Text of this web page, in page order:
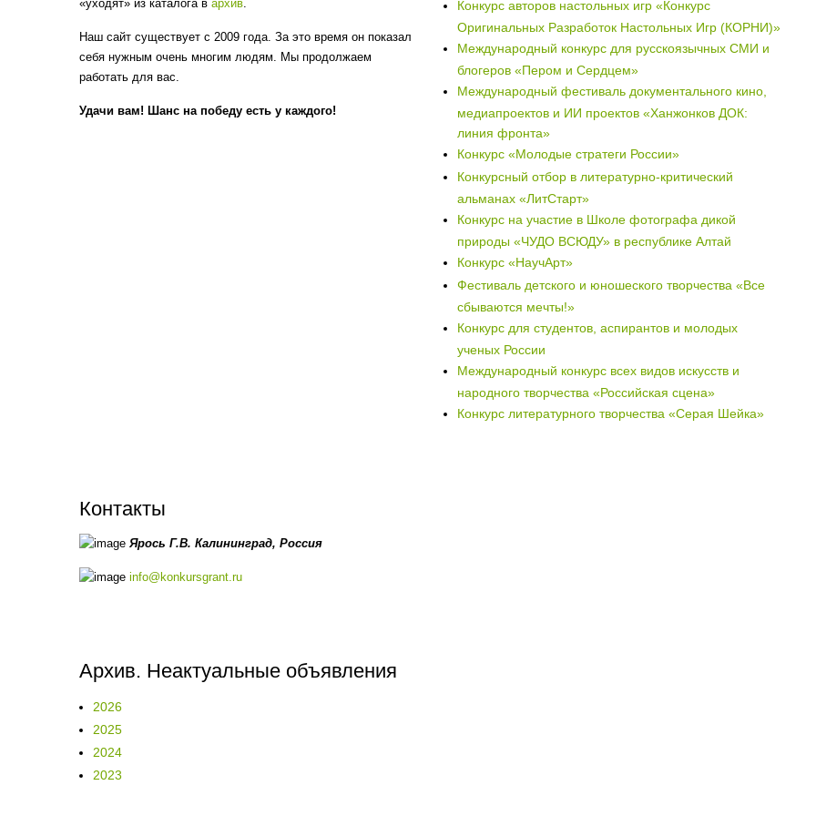
«уходят» из каталога в архив.
Наш сайт существует с 2009 года. За это время он показал
себя нужным очень многим людям. Мы продолжаем
работать для вас.
Удачи вам! Шанс на победу есть у каждого!
Конкурс авторов настольных игр «Конкурс
Оригинальных Разработок Настольных Игр (КОРНИ)»
Международный конкурс для русскоязычных СМИ и
блогеров «Пером и Сердцем»
Международный фестиваль документального кино,
медиапроектов и ИИ проектов «Ханжонков ДОК:
линия фронта»
Конкурс «Молодые стратеги России»
Конкурсный отбор в литературно-критический
альманах «ЛитСтарт»
Конкурс на участие в Школе фотографа дикой
природы «ЧУДО ВСЮДУ» в республике Алтай
Конкурс «НаучАрт»
Фестиваль детского и юношеского творчества «Все
сбываются мечты!»
Конкурс для студентов, аспирантов и молодых
ученых России
Международный конкурс всех видов искусств и
народного творчества «Российская сцена»
Конкурс литературного творчества «Серая Шейка»
Контакты
Ярось Г.В. Калининград, Россия
info@konkursgrant.ru
Архив. Неактуальные объявления
2026
2025
2024
2023